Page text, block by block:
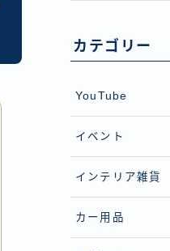
カテゴリー
YouTube
イベント
インテリア雑貨
カー用品